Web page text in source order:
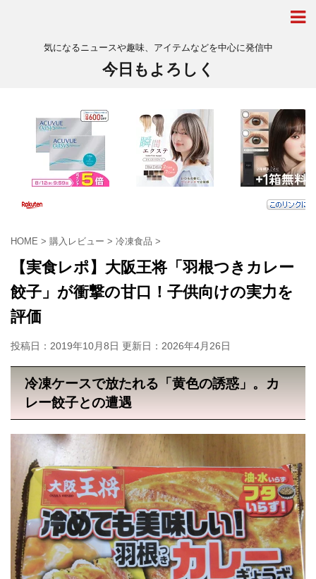
気になるニュースや趣味、アイテムなどを中心に発信中
今日もよろしく
HOME > 購入レビュー > 冷凍食品 >
【実食レポ】大阪王将「羽根つきカレー
餃子」が衝撃の甘口！子供向けの実力を
評価
投稿日：2019年10月8日 更新日： 2026年4月26日
冷凍ケースで放たれる「黄色の誘惑」。カ
レー餃子との遭遇